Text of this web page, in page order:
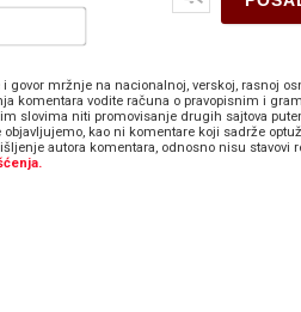
E-
govor mržnje na nacionalnoj, verskoj, rasnoj
komentara vodite računa o pravopisnim i
slovima niti promovisanje drugih sajtova
kao ni komentare koji sadrže
autora komentara, odnosno nisu stavovi